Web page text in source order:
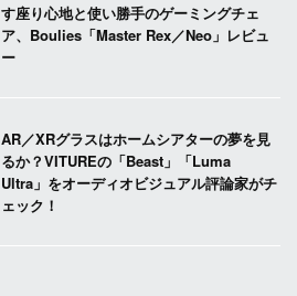
す座り心地と使い勝手のゲーミングチェ
ア、Boulies「Master Rex／Neo」レビュ
ー
AR／XRグラスはホームシアターの夢を見
るか？VITUREの「Beast」「Luma
Ultra」をオーディオビジュアル評論家がチ
ェック！